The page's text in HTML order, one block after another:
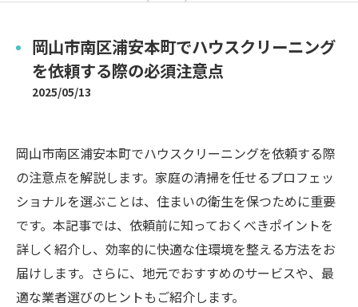
岡山市南区浦安本町でハウスクリーニング
を依頼する際の必須注意点
2025/05/13
岡山市南区浦安本町でハウスクリーニングを依頼する際
の注意点を解説します。家庭の清掃を任せるプロフェッ
ショナルを選ぶことは、住まいの衛生を保つために重要
です。本記事では、依頼前に知っておくべきポイントを
詳しく紹介し、効率的に快適な住環境を整える方法をお
届けします。さらに、地元でおすすめのサービスや、最
適な業者選びのヒントもご紹介します。